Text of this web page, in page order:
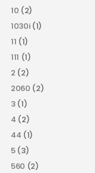
10 (2)
1030i(1)
11 (1)
111 (1)
2 (2)
2060 (2)
3(1)
4 (2)
44 (1)
5(3)
560 (2)